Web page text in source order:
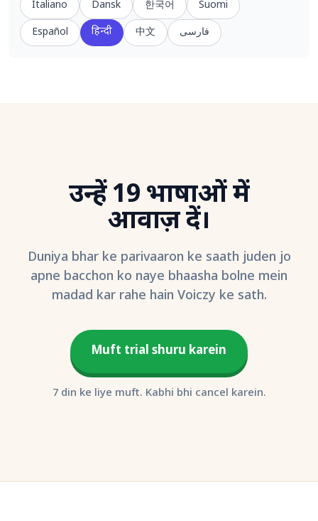
Italiano
Dansk 한국어
Suomi
Español
हिन्दी 中文 فارسی
उन्हें 19 भाषाओं में
आवाज़ दें।
Duniya bhar ke parivaaron ke saath juden jo
apne bacchon ko naye bhaasha bolne mein
madad kar rahe hain Voiczy ke sath.
Muft trial shuru karein
7 din ke liye muft. Kabhi bhi cancel karein.